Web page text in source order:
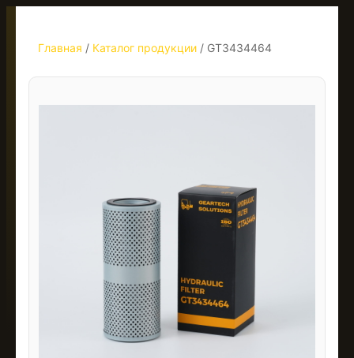
Главная / Каталог продукции / GT3434464